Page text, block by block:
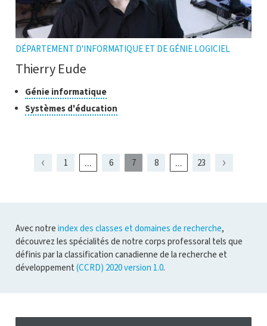
DÉPARTEMENT D'INFORMATIQUE ET DE GÉNIE LOGICIEL
Thierry Eude
Classes
de
recherche
Génie informatiqueCliquer
pour
ouvrir
Systèmes d'éducation
pour
Page
Page
1 ...PagePage
6 Page
7présentement
Page
8 ...PagePage
23
Page
Avec notre index des classes et domaines de recherche,
découvrez les spécialités de notre corps professoral tels que
définis par la classification canadienne de la recherche et
développement (CCRD) 2020 version 1.0.